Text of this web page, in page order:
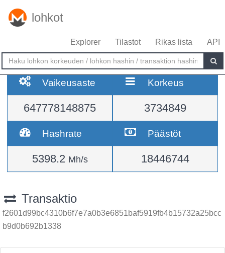
lohkot
Explorer Tilastot Rikas lista API
Vaikeusaste
647778148875
Korkeus
3734849
Hashrate
5398.2 Mh/s
Päästöt
18446744
Transaktio
f2601d99bc4310b6f7e7a0b3e6851baf5919fb4b15732a25bcc
b9d0b692b1338